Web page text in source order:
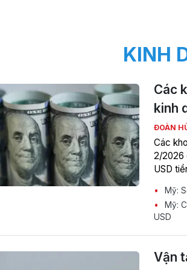
KINH
Các
kinh
ĐOÀN
Các
2/2026
USD
Mỹ:
Mỹ:
USD
Vận